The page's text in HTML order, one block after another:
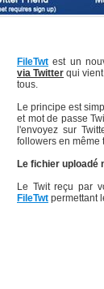
FileTwt est un
via Twitter qui
tous.
Le principe est
et mot de passe
l'envoyez sur
followers en même
Le fichier uploadé
Le Twit reçu par
FileTwt permettant